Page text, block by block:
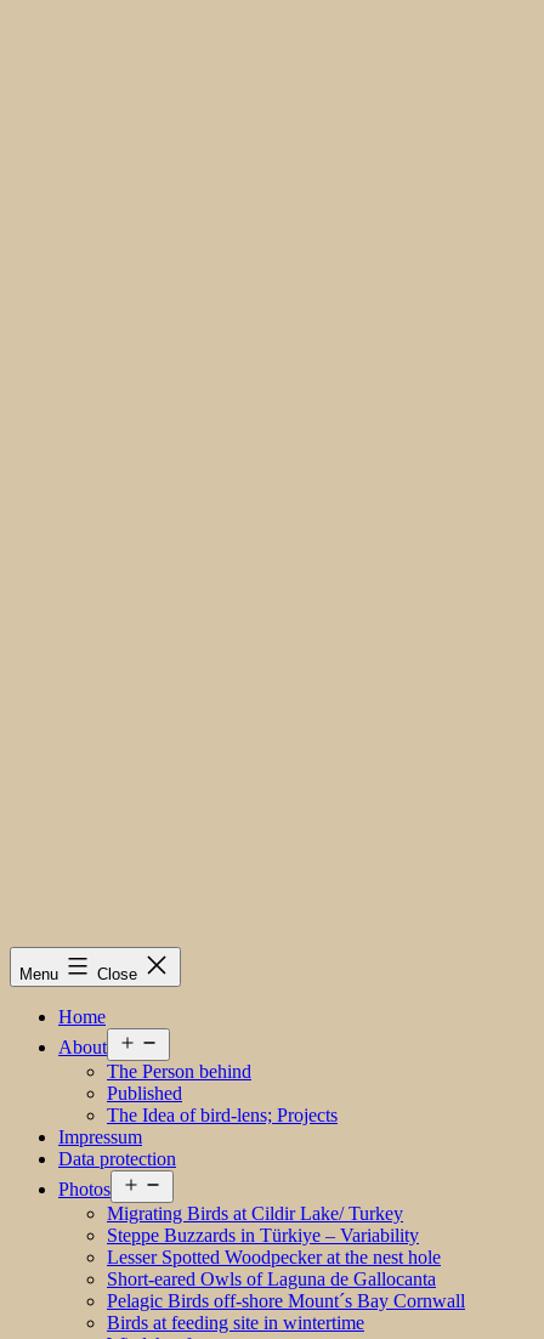
Menu Close
Home
About
menu
The Person behind
Published
The Idea of bird-lens; Projects
Impressum
Data protection
Photos
menu
Migrating Birds at Cildir Lake/ Turkey
Steppe Buzzards in Türkiye – Variability
Lesser Spotted Woodpecker at the nest hole
Short-eared Owls of Laguna de Gallocanta
Pelagic Birds off-shore Mount´s Bay Cornwall
Birds at feeding site in wintertime